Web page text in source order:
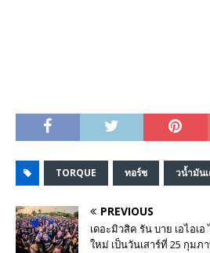
TORQUE ทอร์ช วน้ำมัน
PREVIOUS
เดอะมิวสิค รัน บาย เอไอเ
ใหม่ เป็นวันเสาร์ที่ 25 กุมภ